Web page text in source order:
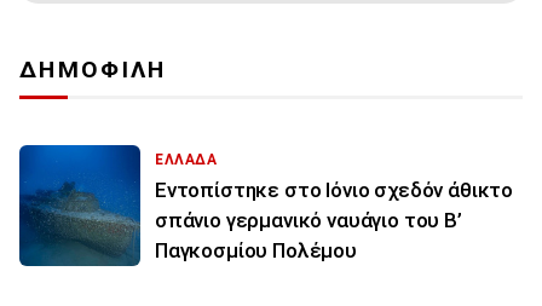
ΔΗΜΟΦΙΛΗ
ΕΛΛΑΔΑ
Εντοπίστηκε στο Ιόνιο σχεδόν άθικτο
σπάνιο γερμανικό ναυάγιο του Β’
Παγκοσμίου Πολέμου